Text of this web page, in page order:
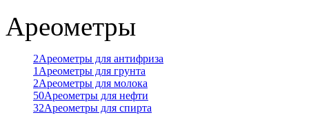
Ареометры
2Ареометры для антифриза
1 Ареометры для грунта
2Ареометры для молока
50Ареометры для нефти
32Ареометры для спирта